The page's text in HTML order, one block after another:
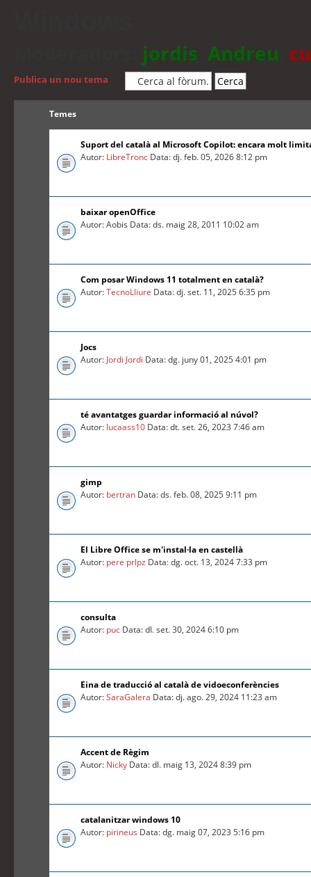
jordis Andreu
Publica un nou tema
Temes
Suport del català al Microsoft Copilot: encara molt
Autor: LibreTronc Data: dj. feb. 05, 2026 8:12 pm
baixar openOffice
Autor: Aobis Data: ds. maig 28, 2011 10:02 am
Com posar Windows 11 totalment en català?
Autor:TecnoLliure Data: dj. set. 11, 2025 6:35 pm
Jocs
Autor: Jordi Jordi Data: dg. juny 01, 2025 4:01 pm
té avantatges guardar informació al núvol?
Autor: lucaass10 Data: dt. set. 26, 2023 7:46 am
gimp
Autor: bertran Data: ds. feb. 08, 2025 9:11 pm
El Libre Office se m'instal·la en castellà
Autor: pere prlpz Data: dg. oct. 13, 2024 7:33 pm
consulta
Autor: puc Data: dl. set. 30, 2024 6:10 pm
Eina de traducció al català de vidoeconferències
Autor:SaraGalera Data: dj. ago. 29, 2024 11:23 am
Accent de Règim
Autor: Nicky Data: dl. maig 13, 2024 8:39 pm
catalanitzar windows 10
Autor: pirineus Data: dg. maig 07, 2023 5:16 pm